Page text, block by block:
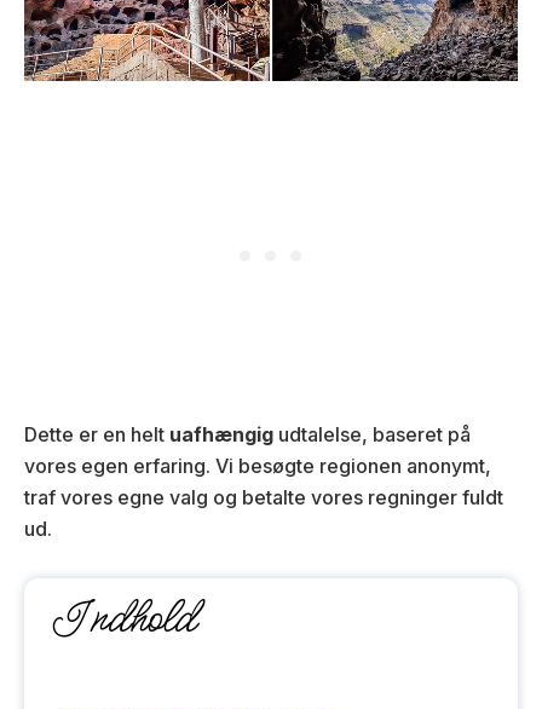
Dette er en helt uafhængig udtalelse, baseret på
vores egen erfaring. Vi besøgte regionen anonymt,
traf vores egne valg og betalte vores regninger fuldt
ud.
Indhold